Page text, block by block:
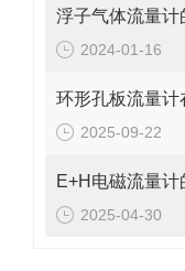
浮子气体流量计
2024-01-16
2025-09-22
E+H电磁流量
2025-04-30